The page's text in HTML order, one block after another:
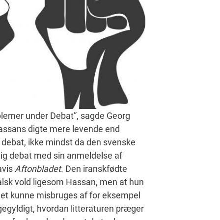
under Debat”, sagde Georg
digte mere levende end
ikke mindst da den svenske
debat med sin anmeldelse af
Aftonbladet. Den iranskfødte
vold ligesom Hassan, men at hun
kunne misbruges af for eksempel
hvordan litteraturen præger